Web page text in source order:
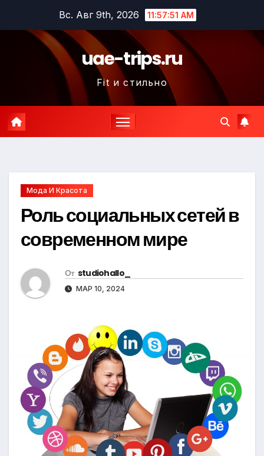
содержимому
Вс. Авг 9th, 2026 11:57:52 AM
uae-trips.ru
Fit и стильно
Мода И Красота
Роль социальных сетей в
современном мире
От studiohallo_
МАР 10, 2024